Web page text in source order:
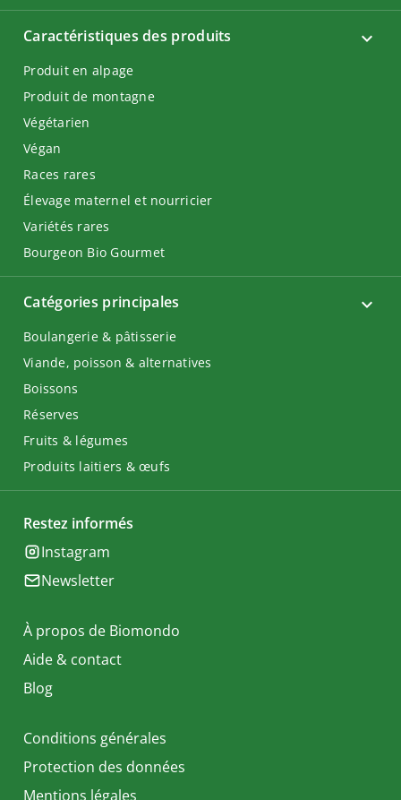
Catégories principales
Boulangerie & pâtisserie
Viande, poisson & alternatives
Boissons
Réserves
Fruits & légumes
Produits laitiers & œufs
Caractéristiques des produits
Produit en alpage
Produit de montagne
Végétarien
Végan
Races rares
Élevage maternel et nourricier
Variétés rares
Bourgeon Bio Gourmet
Restez informés
Instagram
Newsletter
À propos de Biomondo
Aide & contact
Blog
Conditions générales
Protection des données
Mentions légales